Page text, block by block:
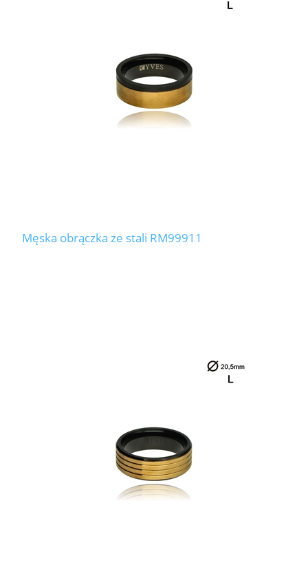
Męska obrączka ze stali RM99911